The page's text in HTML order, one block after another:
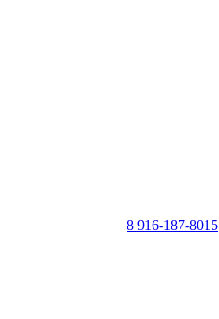
8 916-187-8015